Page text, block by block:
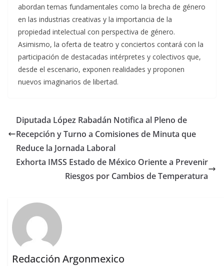
abordan temas fundamentales como la brecha de género
en las industrias creativas y la importancia de la
propiedad intelectual con perspectiva de género.
Asimismo, la oferta de teatro y conciertos contará con la
participación de destacadas intérpretes y colectivos que,
desde el escenario, exponen realidades y proponen
nuevos imaginarios de libertad.
Diputada López Rabadán Notifica al Pleno de
Recepción y Turno a Comisiones de Minuta que
Reduce la Jornada Laboral
Exhorta IMSS Estado de México Oriente a Prevenir
Riesgos por Cambios de Temperatura
Redacción Argonmexico